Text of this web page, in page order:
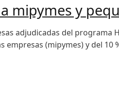
mipymes y
adjudicadas del programa
empresas (mipymes) y del 10